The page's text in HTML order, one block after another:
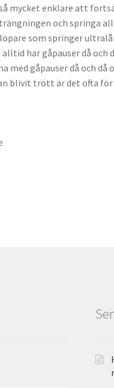
mycket enklare att
och springa
som springer
har gåpauser då och
med gåpauser då och då
blivit trött är det ofta för